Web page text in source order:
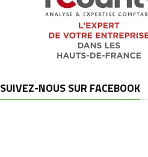
SUIVEZ-NOUS SUR FACEBOOK